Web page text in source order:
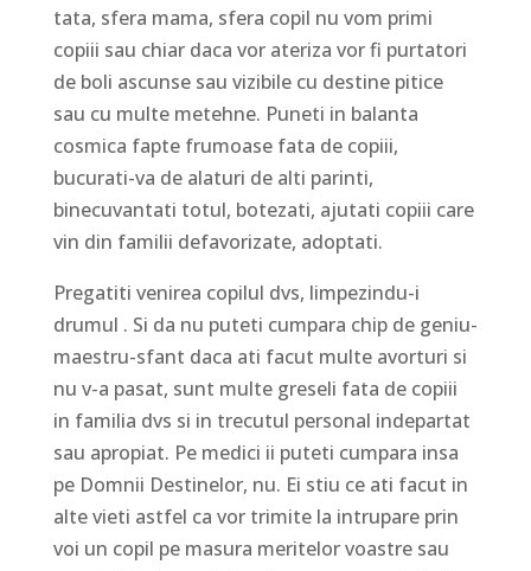
tata, sfera mama, sfera copil nu vom primi
copiii sau chiar daca vor ateriza vor fi purtatori
de boli ascunse sau vizibile cu destine pitice
sau cu multe metehne. Puneti in balanta
cosmica fapte frumoase fata de copiii,
bucurati-va de alaturi de alti parinti,
binecuvantati totul, botezati, ajutati copiii care
vin din familii defavorizate, adoptati.
Pregatiti venirea copilul dvs, limpezindu-i
drumul . Si da nu puteti cumpara chip de geniu-
maestru-sfant daca ati facut multe avorturi si
nu v-a pasat, sunt multe greseli fata de copiii
in familia dvs si in trecutul personal indepartat
sau apropiat. Pe medici ii puteti cumpara insa
pe Domnii Destinelor, nu. Ei stiu ce ati facut in
alte vieti astfel ca vor trimite la intrupare prin
voi un copil pe masura meritelor voastre sau